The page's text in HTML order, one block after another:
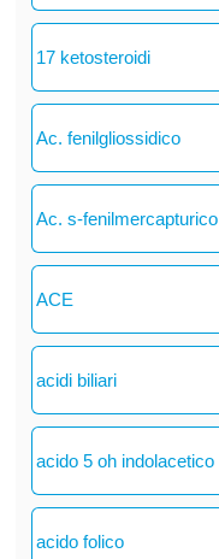
17 ketosteroidi
Ac. fenilgliossidico
Ac. s-fenilmercapturico
ACE
acidi biliari
acido 5 oh indolacetico
acido folico